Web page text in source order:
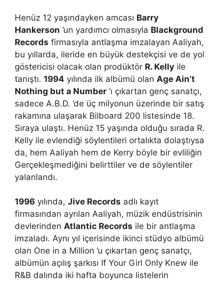
Henüz 12 yaşındayken amcası Barry
Hankerson ’un yardımcı olmasıyla Blackground
Records firmasıyla antlaşma imzalayan Aaliyah,
bu yıllarda, ileride en büyük destekçisi ve de yol
göstericisi olacak olan prodüktör R. Kelly ile
tanıştı. 1994 yılında ilk albümü olan Age Ain’t
Nothing but a Number ’ı çıkartan genç sanatçı,
sadece A.B.D. ’de üç milyonun üzerinde bir satış
rakamına ulaşarak Bilboard 200 listesinde 18.
Sıraya ulaştı. Henüz 15 yaşında olduğu sırada R.
Kelly ile evlendiği söylentileri ortalıkta dolaştıysa
da, hem Aaliyah hem de Kerry böyle bir evliliğin
Gerçekleşmediğini belirttiler ve de söylentiler
yalanlandı.
1996 yılında, Jive Records adlı kayıt
firmasından ayrılan Aaliyah, müzik endüstrisinin
devlerinden Atlantic Records ile bir antlaşma
imzaladı. Aynı yıl içerisinde ikinci stüdyo albümü
olan One in a Million ’u çıkartan genç sanatçı,
albümün açılış şarkısı If Your Girl Only Knew ile
R&B dalında iki hafta boyunca listelerin